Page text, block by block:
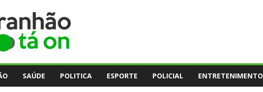
SAÚDE POLITICA ESPORTE POLICIAL ENTRETENIMENTO